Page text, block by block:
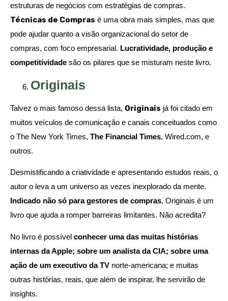
estruturas de negócios com estratégias de compras.
Técnicas de Compras é uma obra mais simples, mas que
pode ajudar quanto a visão organizacional do setor de
compras, com foco empresarial. Lucratividade, produção e
competitividade são os pilares que se misturam neste livro.
Originais
Talvez o mais famoso dessa lista, Originais já foi citado em
muitos veículos de comunicação e canais conceituados como
o The New York Times, The Financial Times, Wired.com, e
outros.
Desmistificando a criatividade e apresentando estudos reais, o
autor o leva a um universo as vezes inexplorado da mente.
Indicado não só para gestores de compras, Originais é um
livro que ajuda a romper barreiras limitantes. Não acredita?
No livro é possível conhecer uma das muitas histórias
internas da Apple; sobre um analista da CIA; sobre uma
ação de um executivo da TV norte-americana; e muitas
outras histórias, reais, que além de inspirar, lhe servirão de
insights.